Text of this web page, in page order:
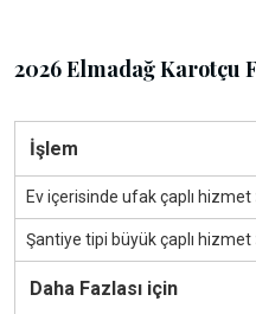
2026 Elmadağ Karotçu
İşlem
Ev içerisinde ufak çaplı hizmet
Şantiye tipi büyük çaplı hizmet
Daha Fazlası için